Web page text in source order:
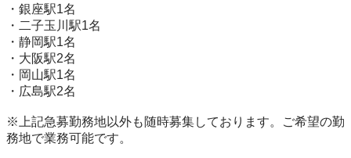
・銀座駅1名
・二子玉川駅1名
・静岡駅1名
・大阪駅2名
・岡山駅1名
・広島駅2名
※上記急募勤務地以外も随時募集しております。ご希望の勤
務地で業務可能です。